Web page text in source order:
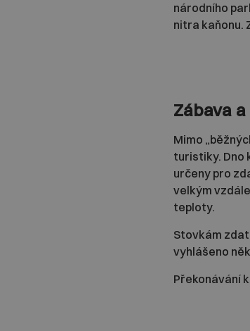
národního
nitra kaňonu.
Zábava
Mimo
turistiky. Dno
určeny pro
velkým
teploty.
Stovkám
vyhlášeno
Překonávání